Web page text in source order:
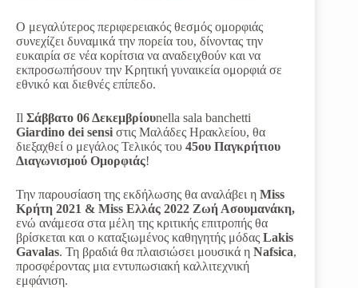
Ο μεγαλύτερος περιφερειακός θεσμός ομορφιάς
συνεχίζει δυναμικά την πορεία του, δίνοντας την
ευκαιρία σε νέα κορίτσια να αναδειχθούν και να
εκπροσωπήσουν την Κρητική γυναικεία ομορφιά σε
εθνικό και διεθνές επίπεδο.
Il Σάββατο 06 Δεκεμβρίουnella sala banchetti
Giardino dei sensi στις Μαλάδες Ηρακλείου, θα
διεξαχθεί ο μεγάλος Τελικός του 45ου Παγκρήτιου
Διαγωνισμού Ομορφιάς!
Την παρουσίαση της εκδήλωσης θα αναλάβει η Miss
Κρήτη 2021 & Miss Ελλάς 2022 Ζωή Ασουμανάκη,
ενώ ανάμεσα στα μέλη της κριτικής επιτροπής θα
βρίσκεται και ο καταξιωμένος καθηγητής μόδας Lakis
Gavalas. Τη βραδιά θα πλαισιώσει μουσικά η Nafsica,
προσφέροντας μια εντυπωσιακή καλλιτεχνική
εμφάνιση.